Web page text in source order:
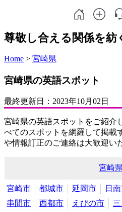
尊敬し合える関係を紡
Home > 宮崎県
宮崎県の英語スポット
最終更新日： 2023年10月02日
宮崎県の英語スポットをご紹介
べてのスポットを網羅して掲載
や情報訂正のご連絡は大歓迎い
宮崎
宮崎市 都城市 延岡市 日
串間市
西都市 えびの市